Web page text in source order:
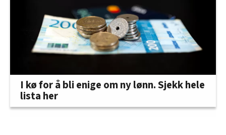
I kø for å bli enige om ny lønn. Sjekk hele
lista her